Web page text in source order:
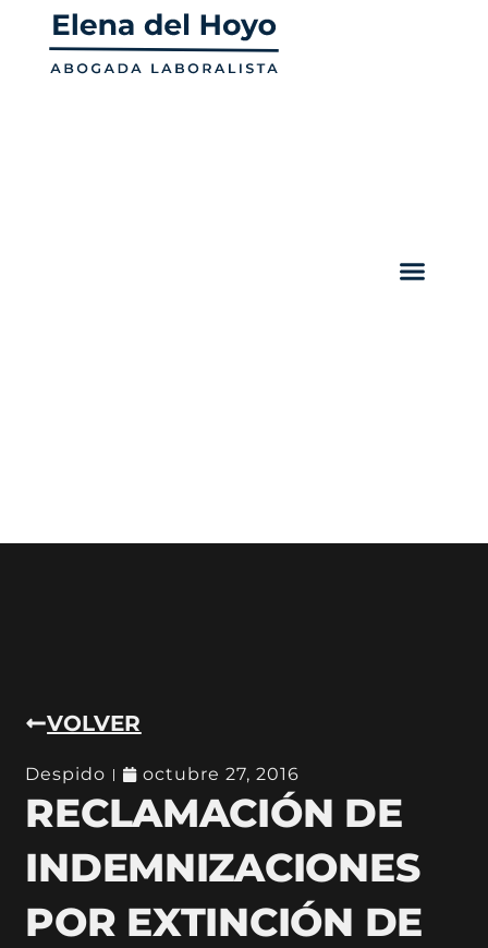
VOLVER
Despido octubre 27, 2016
RECLAMACIÓN DE
INDEMNIZACIONES
POR EXTINCIÓN DE